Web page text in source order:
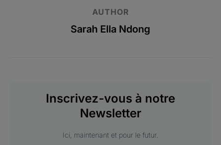
AUTHOR
Sarah Ella Ndong
Inscrivez-vous à notre
Newsletter
Ici, maintenant et pour le futur.